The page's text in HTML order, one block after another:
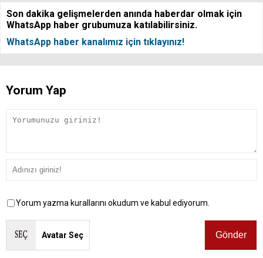
Son dakika gelişmelerden anında haberdar olmak için
WhatsApp haber grubumuza katılabilirsiniz.
WhatsApp haber kanalımız için tıklayınız!
Yorum Yap
Yorum yazma kurallarını okudum ve kabul ediyorum.
Avatar Seç